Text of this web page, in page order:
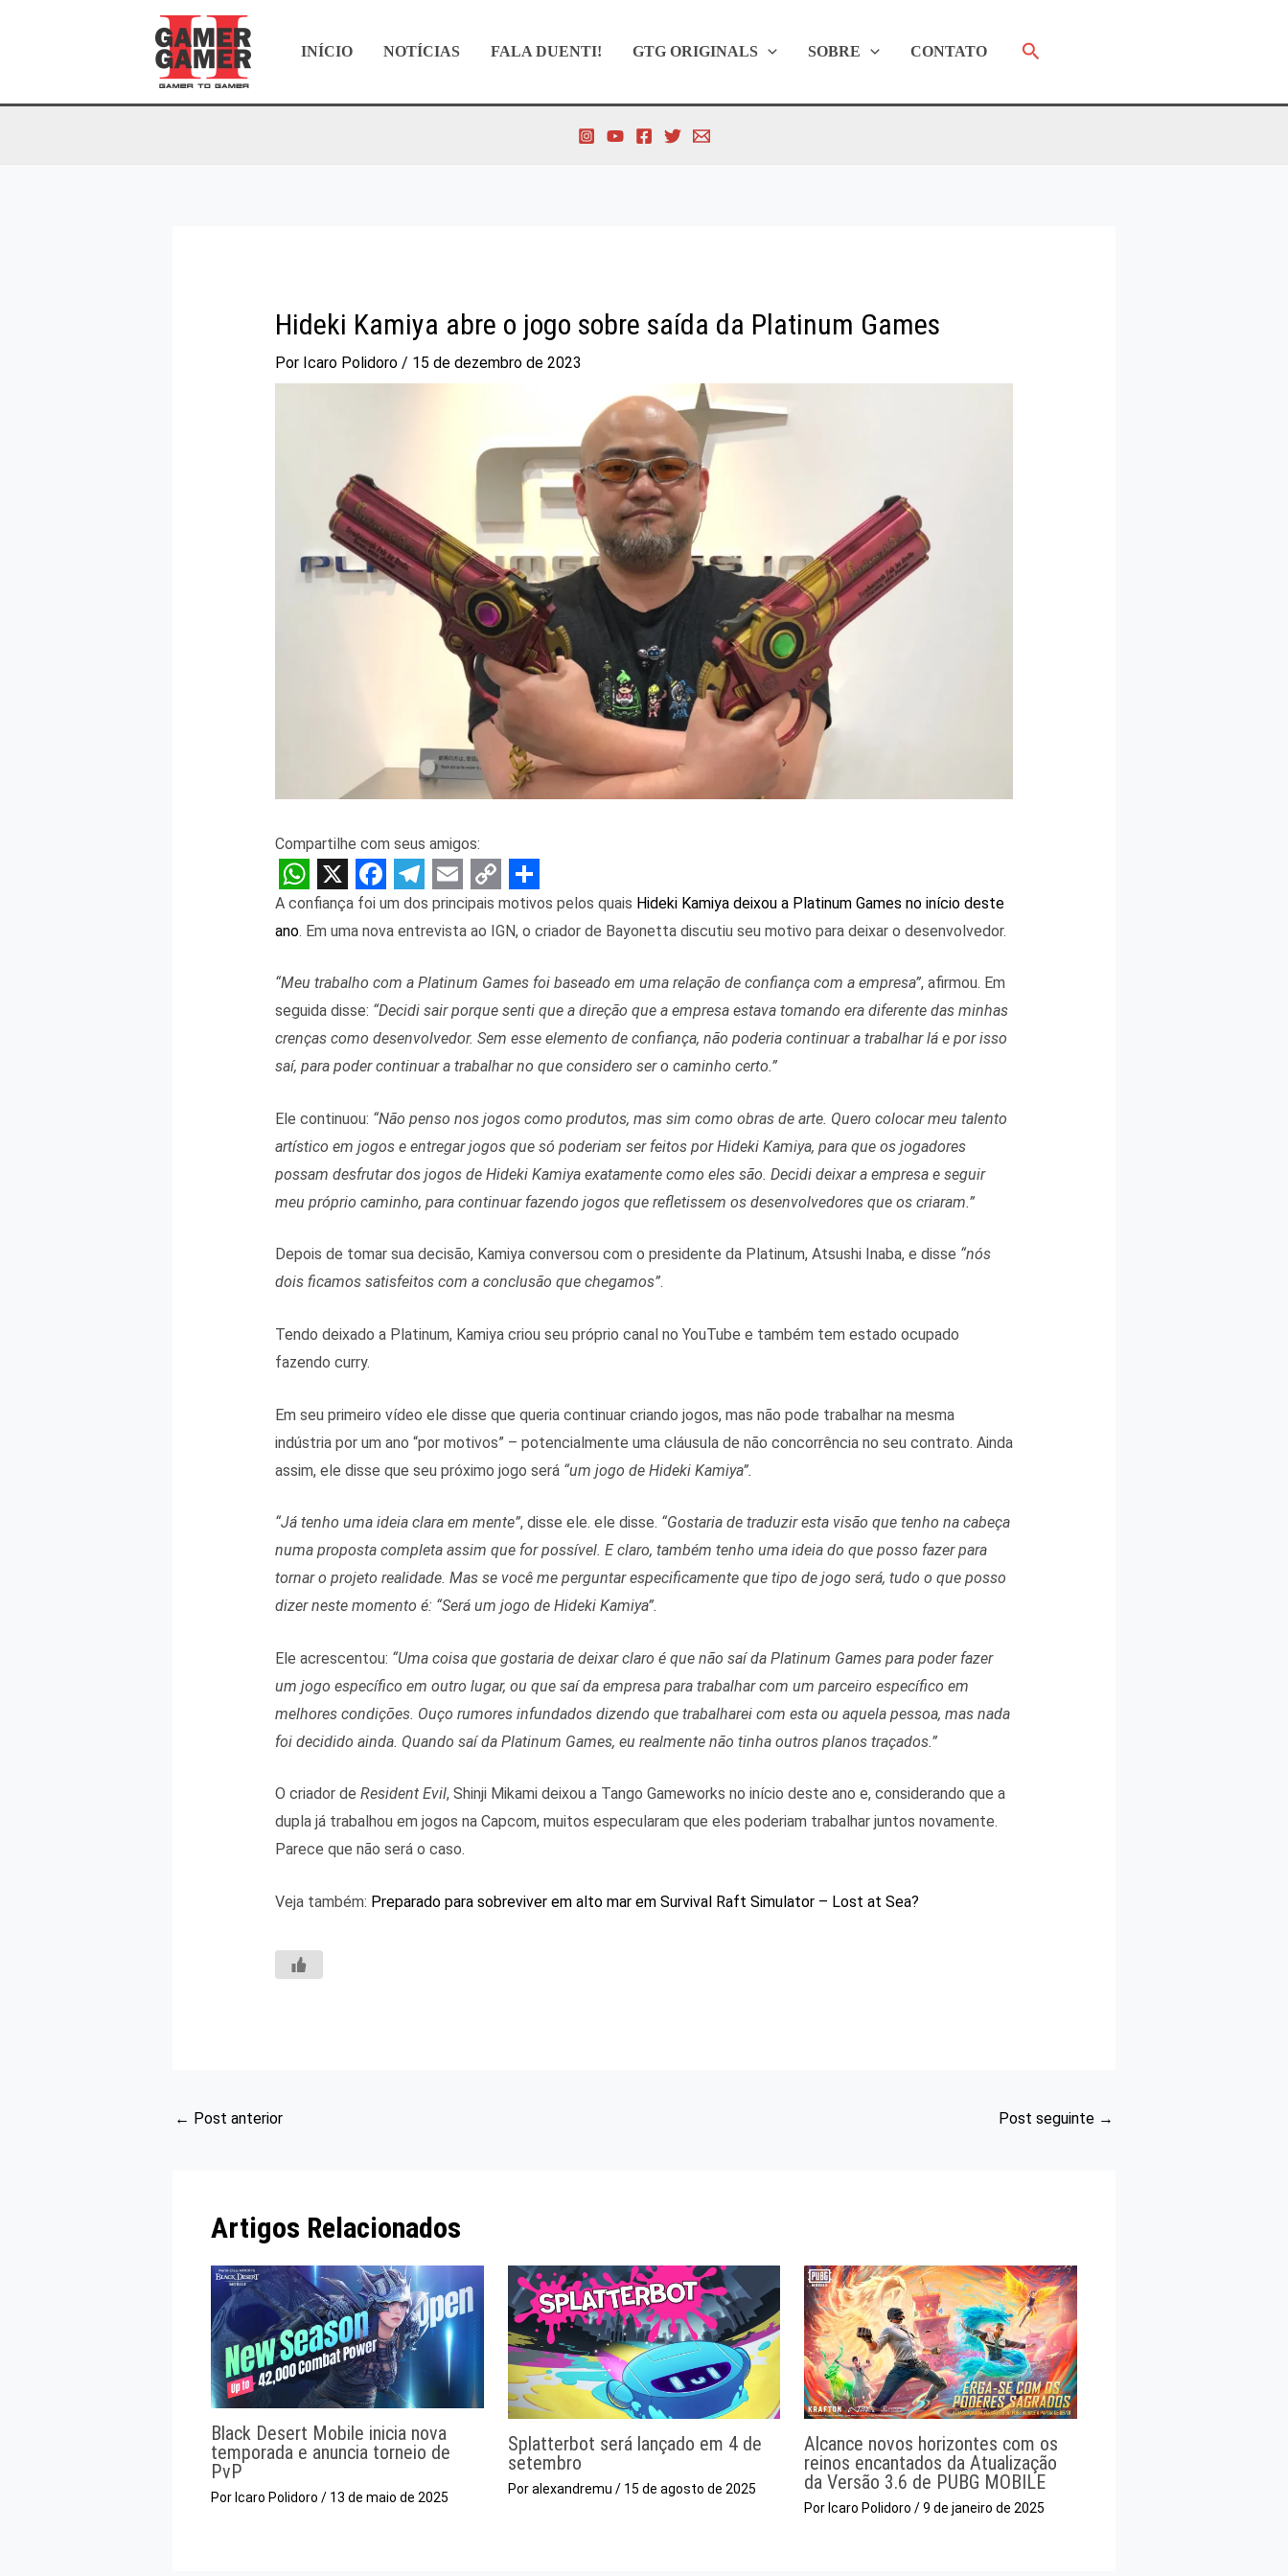
INÍCIO NOTÍCIAS FALA DUENTI! GTG ORIGINALS SOBRE CONTATO Pesquisar
Hideki Kamiya abre o jogo sobre saída da Platinum Games
Por Icaro Polidoro / 15 de dezembro de 2023
Compartilhe com seus amigos:
W
h
a
t
s
A
p
X
F
a
e
b
o
k
T
e
e
g
r
m
E
m
i
l
C
o
y
L
i
k
S
h
r
e
A confiança foi um dos principais motivos pelos quais Hideki Kamiya deixou a Platinum Games no início deste
ano. Em uma nova entrevista ao IGN, o criador de Bayonetta discutiu seu motivo para deixar o desenvolvedor.
“Meu trabalho com a Platinum Games foi baseado em uma relação de confiança com a empresa”, afirmou. Em
seguida disse: “Decidi sair porque senti que a direção que a empresa estava tomando era diferente das minhas
crenças como desenvolvedor. Sem esse elemento de confiança, não poderia continuar a trabalhar lá e por isso
saí, para poder continuar a trabalhar no que considero ser o caminho certo.”
Ele continuou: “Não penso nos jogos como produtos, mas sim como obras de arte. Quero colocar meu talento
artístico em jogos e entregar jogos que só poderiam ser feitos por Hideki Kamiya, para que os jogadores
possam desfrutar dos jogos de Hideki Kamiya exatamente como eles são. Decidi deixar a empresa e seguir
meu próprio caminho, para continuar fazendo jogos que refletissem os desenvolvedores que os criaram.”
Depois de tomar sua decisão, Kamiya conversou com o presidente da Platinum, Atsushi Inaba, e disse “nós
dois ficamos satisfeitos com a conclusão que chegamos”.
Tendo deixado a Platinum, Kamiya criou seu próprio canal no YouTube e também tem estado ocupado
fazendo curry.
Em seu primeiro vídeo ele disse que queria continuar criando jogos, mas não pode trabalhar na mesma
indústria por um ano “por motivos” – potencialmente uma cláusula de não concorrência no seu contrato. Ainda
assim, ele disse que seu próximo jogo será “um jogo de Hideki Kamiya”.
“Já tenho uma ideia clara em mente”, disse ele. ele disse. “Gostaria de traduzir esta visão que tenho na cabeça
numa proposta completa assim que for possível. E claro, também tenho uma ideia do que posso fazer para
tornar o projeto realidade. Mas se você me perguntar especificamente que tipo de jogo será, tudo o que posso
dizer neste momento é: “Será um jogo de Hideki Kamiya”.
Ele acrescentou: “Uma coisa que gostaria de deixar claro é que não saí da Platinum Games para poder fazer
um jogo específico em outro lugar, ou que saí da empresa para trabalhar com um parceiro específico em
melhores condições. Ouço rumores infundados dizendo que trabalharei com esta ou aquela pessoa, mas nada
foi decidido ainda. Quando saí da Platinum Games, eu realmente não tinha outros planos traçados.”
O criador de Resident Evil, Shinji Mikami deixou a Tango Gameworks no início deste ano e, considerando que a
dupla já trabalhou em jogos na Capcom, muitos especularam que eles poderiam trabalhar juntos novamente.
Parece que não será o caso.
Veja também: Preparado para sobreviver em alto mar em Survival Raft Simulator – Lost at Sea?
← Post anterior Post seguinte →
Artigos Relacionados
Black Desert Mobile inicia nova
temporada e anuncia torneio de
PvP
Por Icaro Polidoro / 13 de maio de 2025
Splatterbot será lançado em 4 de
setembro
Poralexandremu / 15 de agosto de 2025
Alcance novos horizontes com os
reinos encantados da Atualização
da Versão 3.6 de PUBG MOBILE
Por Icaro Polidoro/9 de janeiro de 2025